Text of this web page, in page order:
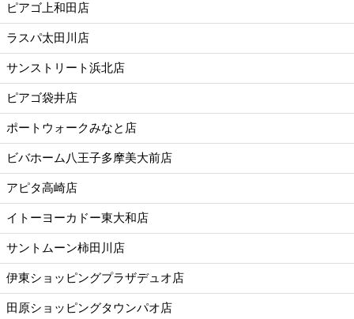
ピアゴ上和田店
ラスパ太田川店
サンストリート浜北店
ピアゴ袋井店
ポートウォークみなと店
ビバホーム八王子多摩美大前店
アピタ高崎店
イトーヨーカドー東大和店
サントムーン柿田川店
伊東ショッピングプラザデュオ店
田原ショッピングタウンパオ店